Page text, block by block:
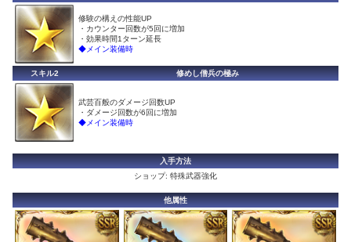
修験の構えの性能UP
・カウンター回数が5回に増加
・効果時間1ターン延長
◆メイン装備時
スキル2 修めし僧兵の極み
武芸百般のダメージ回数UP
・ダメージ回数が6回に増加
◆メイン装備時
入手方法
ショップ: 特殊武器強化
他属性